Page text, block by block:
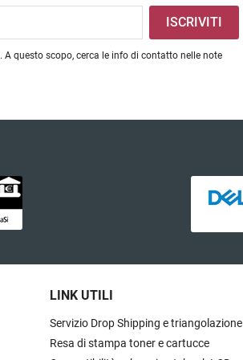
questo scopo, cerca le info di contatto nelle note
LINK UTILI
Servizio Drop Shipping e triangolazione
Resa di stampa toner e cartucce